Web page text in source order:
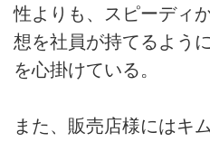
性よりも、スピーディ
想を社員が持てるよう
を心掛けている。
また、販売店様にはキ